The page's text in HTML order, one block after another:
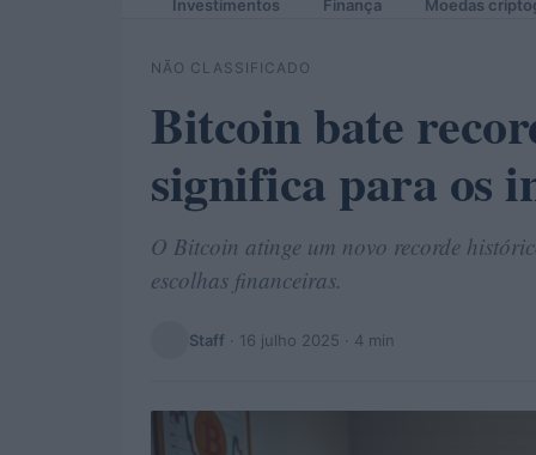
Investimentos Finança Moedas
NÃO CLASSIFICADO
Bitcoin bate
significa para os
O Bitcoin atinge um novo recorde
escolhas financeiras.
Staff · 16 julho 2025 · 4 min